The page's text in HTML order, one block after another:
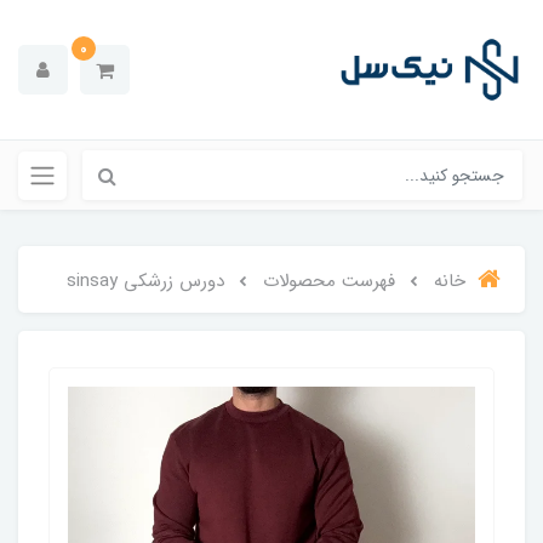
0
خانه فهرست محصولات دورس زرشکی sinsay